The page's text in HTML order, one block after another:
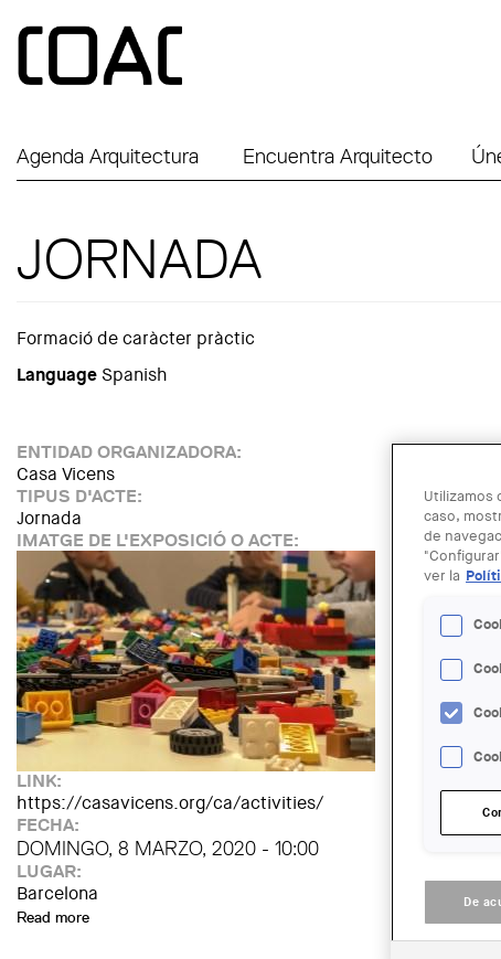
Agenda Arquitectura Encuentra Arquitecto
JORNADA
Formació de caràcter pràctic
Language Spanish
ENTIDAD ORGANIZADORA:
Casa Vicens
TIPUS D'ACTE:
Jornada
IMATGE DE L'EXPOSICIÓ O ACTE:
LINK:
https://casavicens.org/ca/activities/
FECHA:
DOMINGO, 8 MARZO, 2020 - 10:00
LUGAR:
Barcelona
Read more
Utilizamos
caso,
de
ver la
De